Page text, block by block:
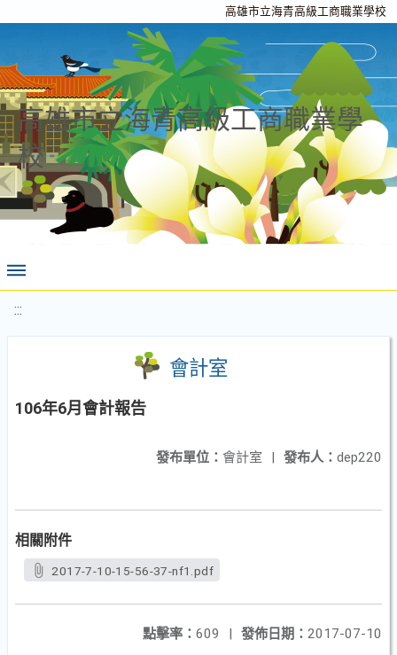
高雄市立海青高級工商職業學校
高雄市立海青高級工商職業學
校
:::
會計室
106年6月會計報告
發布人： dep220
發布單位： 會計室 |
相關附件
2017-7-10-15-56-37-nf1.pdf
發佈日期： 2017-07-10
點擊率： 609 |